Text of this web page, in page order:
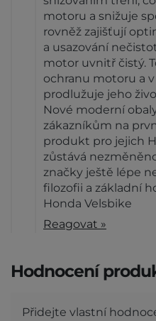
motoru a snižuje
rovněž zajišťují
a usazování
motor uvnitř čistý.
ochranu motoru a
prodlužuje jeho
Nové moderní
zákazníkům na
produkt pro jejich
zůstává
značky ještě lépe
filozofii a základní
Honda Velsbike
Reagovat »
Hodnocení
Přidejte vlastní